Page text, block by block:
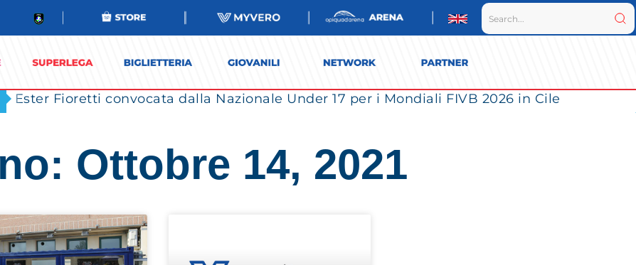
Ester Fioretti convocata dalla Nazionale Under 17 per i Mondiali FIVB 2026 in Cile
Ottobre 14, 2021